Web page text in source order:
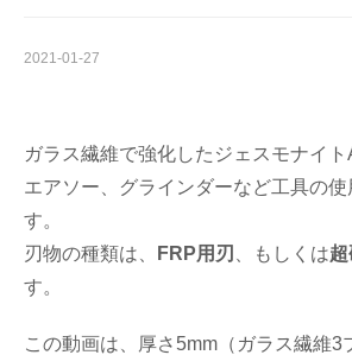
2021-01-27
ガラス繊維で強化したジェスモナイト
エアソー、グラインダーなど工具の使
す。
刃物の種類は、
FRP用刃 、もしくは超
す。
この動画は、厚さ5mm（ガラス繊維3